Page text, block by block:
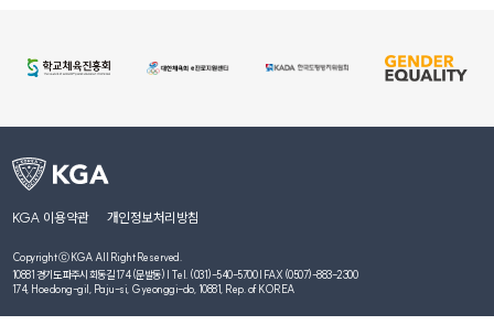
KGA 이용약관 개인정보처리방침
Copyright ⓒ KGA All Right Reserved.
10881 경기도 파주시 회동길 174 (문발동) | Tel. (031)-540-5700 | FAX (0507)-883-2300
174, Hoedong-gil, Paju-si, Gyeonggi-do, 10881, Rep. of KOREA